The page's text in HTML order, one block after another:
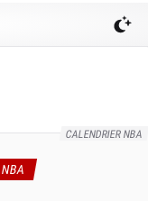
CALENDRIER NBA